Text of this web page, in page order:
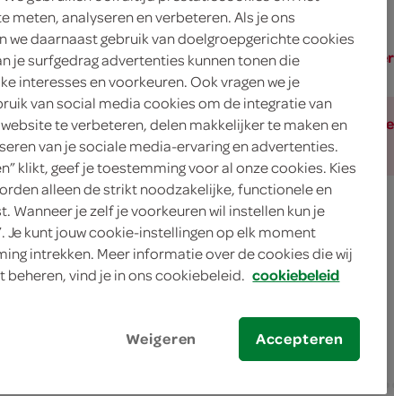
180 Gram
Dit product is niet meer leverbaar vanuit SPAR of de
Let op: aanbiedingen zijn niet zichtbaar bij de
verwerkt in de winkelmand.
meten, analyseren en verbeteren. Als je ons
we daarnaast gebruik van doelgroepgerichte cookies
je surfgedrag advertenties kunnen tonen die
interesses en voorkeuren. Ook vragen we je
van social media cookies om de integratie van
te verbeteren, delen makkelijker te maken en
van je sociale media-ervaring en advertenties.
klikt, geef je toestemming voor al onze cookies. Kies
alleen de strikt noodzakelijke, functionele en
Wanneer je zelf je voorkeuren wil instellen kun je
Je kunt jouw cookie-instellingen op elk moment
intrekken. Meer informatie over de cookies die wij
beheren, vind je in ons cookiebeleid. cookiebeleid
Weigeren Accepteren